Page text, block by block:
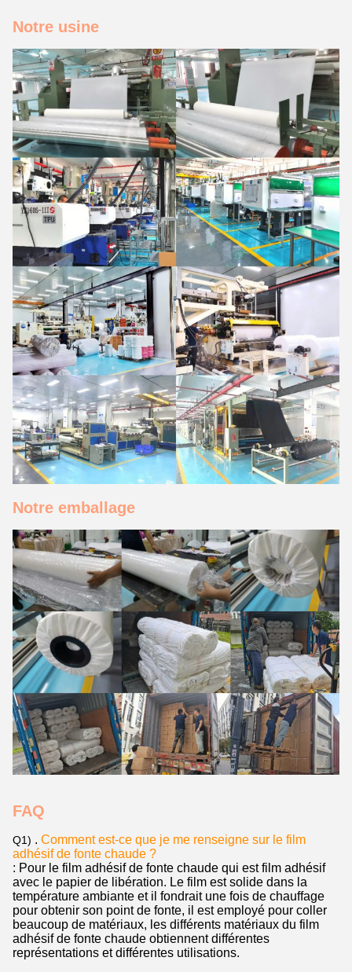
Notre usine
Notre emballage
FAQ
Q1) . Comment est-ce que je me renseigne sur le film
adhésif de fonte chaude ?
: Pour le film adhésif de fonte chaude qui est film adhésif
avec le papier de libération. Le film est solide dans la
température ambiante et il fondrait une fois de chauffage
pour obtenir son point de fonte, il est employé pour coller
beaucoup de matériaux, les différents matériaux du film
adhésif de fonte chaude obtiennent différentes
représentations et différentes utilisations.